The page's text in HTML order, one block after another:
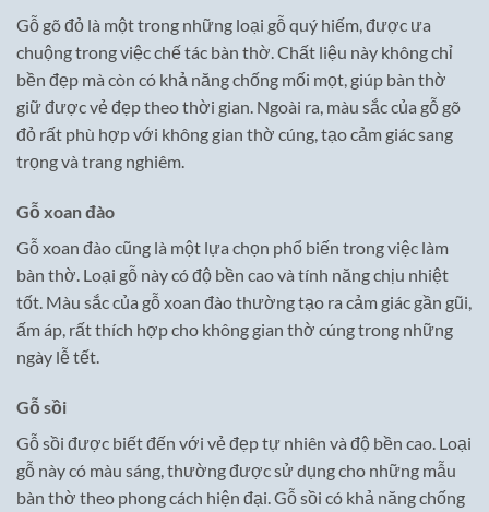
Gỗ gõ đỏ là một trong những loại gỗ quý hiếm, được ưa
chuộng trong việc chế tác bàn thờ. Chất liệu này không chỉ
bền đẹp mà còn có khả năng chống mối mọt, giúp bàn thờ
giữ được vẻ đẹp theo thời gian. Ngoài ra, màu sắc của gỗ gõ
đỏ rất phù hợp với không gian thờ cúng, tạo cảm giác sang
trọng và trang nghiêm.
Gỗ xoan đào
Gỗ xoan đào cũng là một lựa chọn phổ biến trong việc làm
bàn thờ. Loại gỗ này có độ bền cao và tính năng chịu nhiệt
tốt. Màu sắc của gỗ xoan đào thường tạo ra cảm giác gần gũi,
ấm áp, rất thích hợp cho không gian thờ cúng trong những
ngày lễ tết.
Gỗ sồi
Gỗ sồi được biết đến với vẻ đẹp tự nhiên và độ bền cao. Loại
gỗ này có màu sáng, thường được sử dụng cho những mẫu
bàn thờ theo phong cách hiện đại. Gỗ sồi có khả năng chống